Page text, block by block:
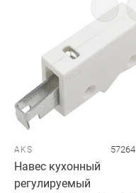
AKS 57264
Навес кухонный
регулируемый